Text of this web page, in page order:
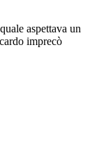
aspettava un
imprecò